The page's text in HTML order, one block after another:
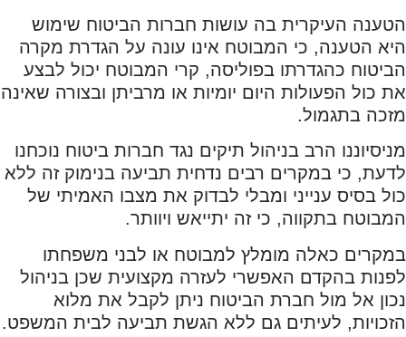
הטענה העיקרית בה עושות חברות הביטוח שימוש
היא הטענה, כי המבוטח אינו עונה על הגדרת מקרה
הביטוח כהגדרתו בפוליסה, קרי המבוטח יכול לבצע
את כול הפעולות היום יומיות או מרביתן ובצורה שאינה
מזכה בתגמול.
מניסיוננו הרב בניהול תיקים נגד חברות ביטוח נוכחנו
לדעת, כי במקרים רבים נדחית תביעה בנימוק זה ללא
כול בסיס ענייני ומבלי לבדוק את מצבו האמיתי של
המבוטח בתקווה, כי זה יתייאש ויוותר.
במקרים כאלה מומלץ למבוטח או לבני משפחתו
לפנות בהקדם האפשרי לעזרה מקצועית שכן בניהול
נכון אל מול חברת הביטוח ניתן לקבל את מלוא
הזכויות, לעיתים גם ללא הגשת תביעה לבית המשפט.